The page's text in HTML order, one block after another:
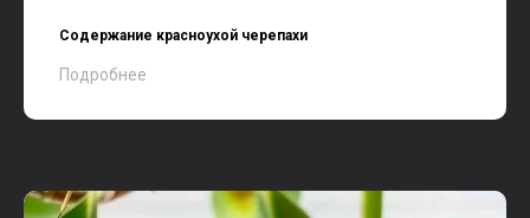
Содержание красноухой черепахи
Подробнее